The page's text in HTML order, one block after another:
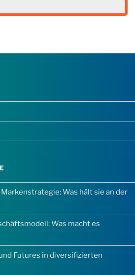
Was hält sie an der
Was macht es
Futures in diversifizierten